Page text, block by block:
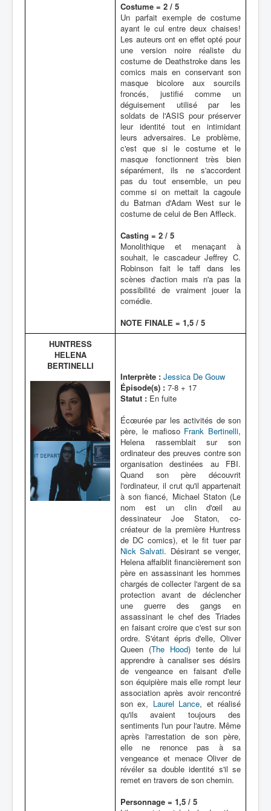
Costume = 2 / 5
Un parfait exemple de costume
ayant le cul entre deux chaises!
Les auteurs ont en effet opté pour
une version noire réaliste du
costume de Deathstroke dans les
comics mais en conservant son
masque bicolore aux sourcils
froncés, justifié comme un
déguisement utilisé par les
soldats de l'ASIS pour préserver
leur identité tout en intimidant
leurs adversaires. Le problème,
c'est que si le costume et le
masque fonctionnent très bien
séparément, ils ne s'accordent
pas du tout ensemble, un peu
comme si on mettait la cagoule
du Batman d'Adam West sur le
costume de celui de Ben Affleck.
Casting = 2 / 5
Monolithique et menaçant à
souhait, le cascadeur Jeffrey C.
Robinson fait le taff dans les
scènes d'action mais n'a pas la
possibilité de vraiment jouer la
comédie.
NOTE FINALE = 1,5 / 5
HUNTRESS
HELENA
BERTINELLI
Interprète : Jessica De Gouw
Épisode(s) : 7-8 + 17
Statut : En fuite
Écœurée par les activités de son
père, le mafioso Frank Bertinelli,
Helena rassemblait sur son
ordinateur des preuves contre son
organisation destinées au FBI.
Quand son père découvrit
l'ordinateur, il crut qu'il appartenait
à son fiancé, Michael Staton (Le
nom est un clin d'œil au
dessinateur Joe Staton, co-
créateur de la première Huntress
de DC comics), et le fit tuer par
Nick Salvati. Désirant se venger,
Helena affaiblit financièrement son
père en assassinant les hommes
chargés de collecter l'argent de sa
protection avant de déclencher
une guerre des gangs en
assassinant le chef des Triades
en faisant croire que c'est sur son
ordre. S'étant épris d'elle, Oliver
Queen (The Hood) tente de lui
apprendre à canaliser ses désirs
de vengeance en faisant d'elle
son équipière mais elle rompt leur
association après avoir rencontré
son ex, Laurel Lance, et réalisé
qu'ils avaient toujours des
sentiments l'un pour l'autre. Même
après l'arrestation de son père,
elle ne renonce pas à sa
vengeance et menace Oliver de
révéler sa double identité s'il se
remet en travers de son chemin.
Personnage = 1,5 / 5